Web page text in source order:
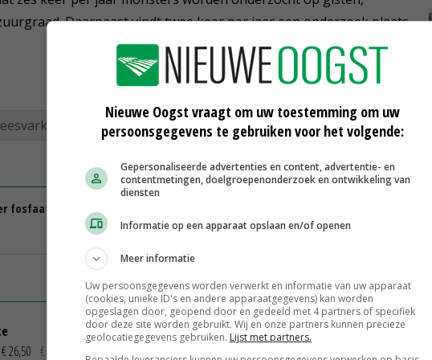
Daarnaast vindt twee keer per jaar een onderzoek plaats
hygiëne
fosfaat vast
€ 26,50 € 0,50
Uitbetaalprijs Van Rooi Meat
Vleesvarkens
€ 0,10
Nieuwe Oogst vraagt om uw toestemming om uw
persoonsgegevens te gebruiken voor het volgende:
Gepersonaliseerde advertenties en content, advertentie- en
contentmetingen, doelgroepenonderzoek en ontwikkeling van
diensten
Informatie op een apparaat opslaan en/of openen
Meer informatie
Uw persoonsgegevens worden verwerkt en informatie van uw apparaat
(cookies, unieke ID's en andere apparaatgegevens) kan worden
opgeslagen door, geopend door en gedeeld met 4 partners of specifiek
door deze site worden gebruikt. Wij en onze partners kunnen precieze
geolocatiegegevens gebruiken. Lijst met partners.